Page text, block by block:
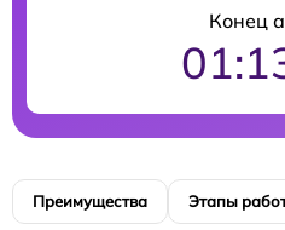
Конец
Преимущества Этапы